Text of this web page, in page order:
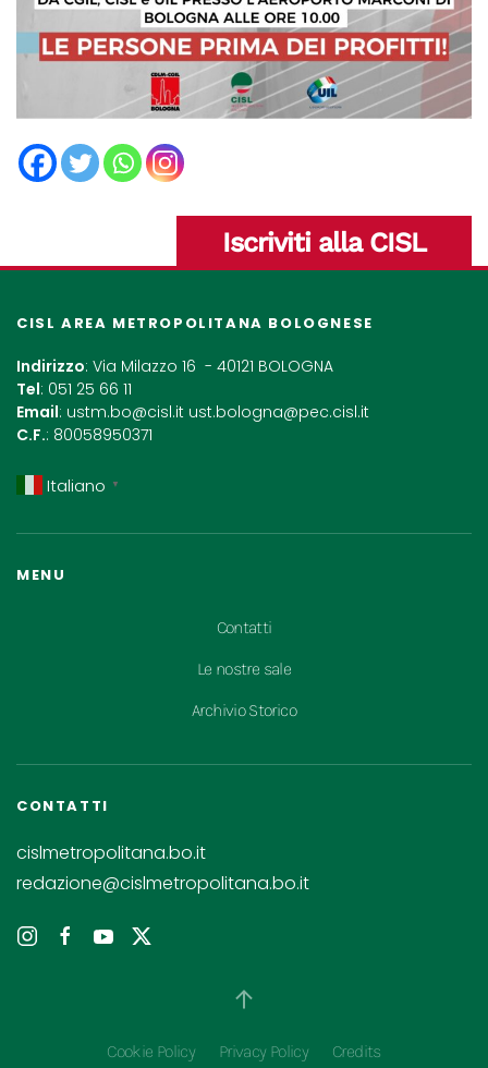
Iscriviti alla CISL
CISL AREA METROPOLITANA BOLOGNESE
Indirizzo: Via Milazzo 16 - 40121 BOLOGNA
Tel: 051 25 66 11
Email: ustm.bo@cisl.it ust.bologna@pec.cisl.it
C.F.: 80058950371
Italiano ▼
MENU
Contatti
Le nostre sale
Archivio Storico
CONTATTI
cislmetropolitana.bo.it
redazione@cislmetropolitana.bo.it
Cookie Policy Privacy Policy Credits